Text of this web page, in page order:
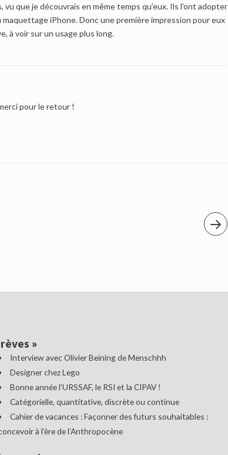
que je découvrais en même temps qu’eux. Ils l’ont adopter
iPhone. Donc une première impression pour eux
à voir sur un usage plus long.
pour le retour !
»
Interview avec Olivier Beining de Menschhh
Designer chez Lego
Bonne année l’URSSAF, le RSI et la CIPAV !
Catégorielle, quantitative, discrète ou continue
Cahier de vacances : Façonner des futurs souhaitables :
à l’ère de l’Anthropocène